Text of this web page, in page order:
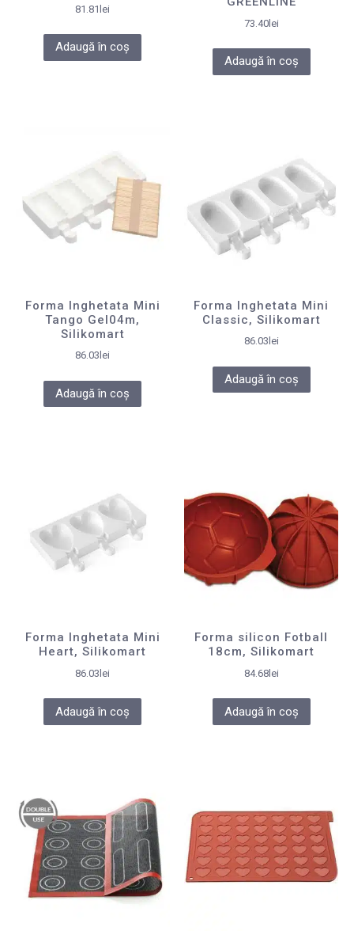
81.81lei
Adaugă în coș
73.40lei
Adaugă în coș
Forma Inghetata Mini
Tango Gel04m,
Silikomart
86.03 lei
Adaugă în coș
Forma Inghetata Mini
Classic, Silikomart
86.03 lei
Adaugă în coș
Forma Inghetata Mini
Heart, Silikomart
86.03 lei
Adaugă în coș
Forma silicon Fotball
18cm, Silikomart
84.68lei
Adaugă în coș